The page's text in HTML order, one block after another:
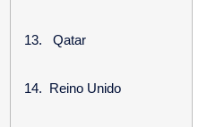
13. Qatar
14. Reino Unido